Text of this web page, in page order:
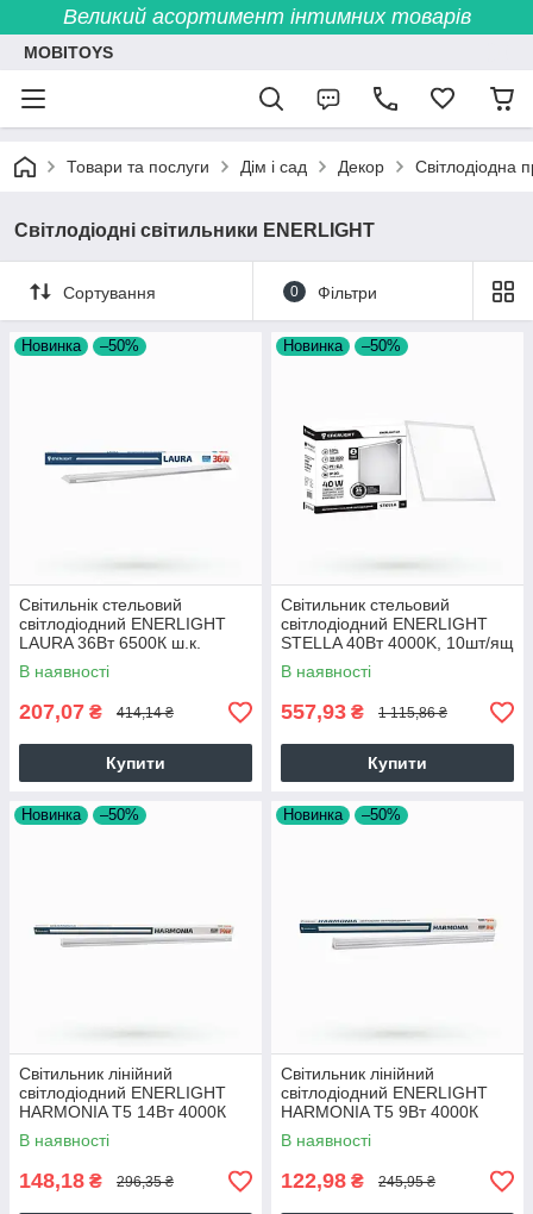
Великий асортимент інтимних товарів
MOBITOYS
Товари та послуги Дім і сад Декор Світлодіодна
Світлодіодні світильники ENERLIGHT
Сортування 0 Фільтри
Новинка –50%
Cвітильнік стельовий
світлодіодний ENERLIGHT
LAURA 36Вт 6500К ш.к.
4823093503205, 20шт/ящ
28325
В наявності
207,07 ₴ 414,14 ₴
Купити
Новинка –50%
Cвітильник стельовий
світлодіодний ENERLIGHT
STELLA 40Вт 4000K, 10шт/ящ
4823093500556 28325
В наявності
557,93 ₴ 1 115,86 ₴
Купити
Новинка –50%
Cвітильник лінійний
світлодіодний ENERLIGHT
HARMONIA T5 14Вт 4000К
38315
В наявності
148,18 ₴ 296,35 ₴
Новинка –50%
Cвітильник лінійний
світлодіодний ENERLIGHT
HARMONIA T5 9Вт 4000К
38315
В наявності
122,98 ₴ 245,95 ₴